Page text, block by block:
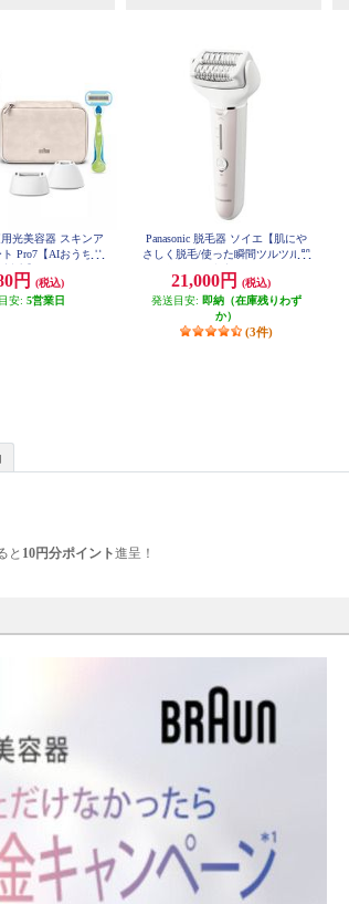
光美容器 スキンア
Pro7【AIおうちサ
円
(税込)
安: 5営業日
Panasonic 脱毛器 ソイエ【肌にや
さしく脱毛/使った瞬間ツルツル肌
ク】 ES-EY8A-P
21,000円
(税込)
発送目安: 即納（在庫残りわず
か）
(3件)
と 10円分ポイント進呈！